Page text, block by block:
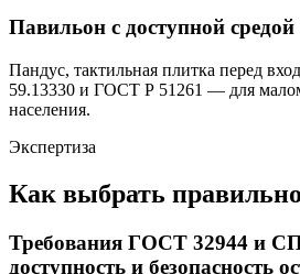
Павильон с доступной
Пандус, тактильная плитка перед
59.13330 и ГОСТ Р 51261 — для
населения.
Экспертиза
Как выбрать правильно
Требования ГОСТ 32944 и
доступность и безопасность